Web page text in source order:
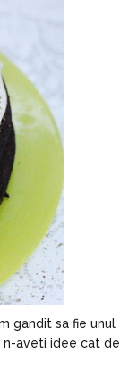
gandit sa fie unul
n-aveti idee cat de